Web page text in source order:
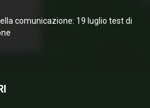
comunicazione: 19 luglio test di